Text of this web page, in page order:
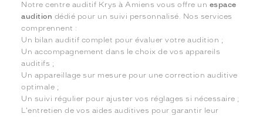
Notre centre auditif Krys à Amiens vous offre un espace
audition dédié pour un suivi personnalisé. Nos services
comprennent :
Un bilan auditif complet pour évaluer votre audition ;
Un accompagnement dans le choix de vos appareils
auditifs ;
Un appareillage sur mesure pour une correction auditive
optimale ;
Un suivi régulier pour ajuster vos réglages si nécessaire ;
L'entretien de vos aides auditives pour garantir leur